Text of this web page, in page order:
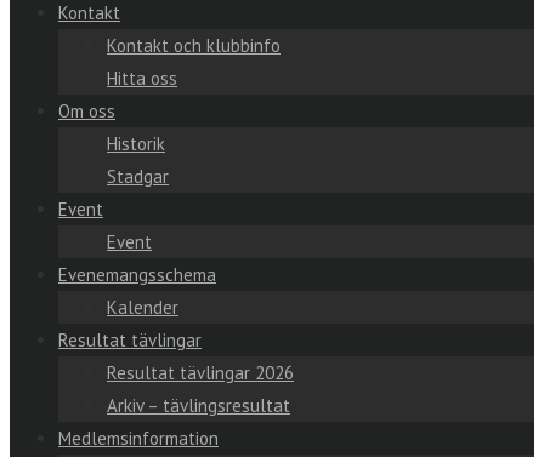
Kontakt
Kontakt och klubbinfo
Hitta oss
Om oss
Historik
Stadgar
Event
Event
Evenemangsschema
Kalender
Resultat tävlingar
Resultat tävlingar 2026
Arkiv – tävlingsresultat
Medlemsinformation